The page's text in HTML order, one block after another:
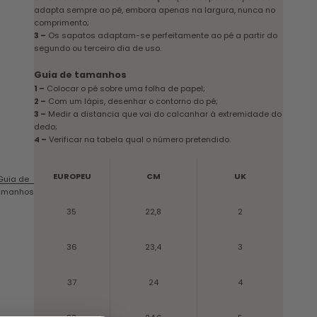
de
adapta sempre ao pé, embora apenas na largura, nunca no
comprimento;
3 – Os sapatos adaptam-se perfeitamente ao pé a partir do
segundo ou terceiro dia de uso.
Guia de tamanhos
1 – Colocar o pé sobre uma folha de papel;
2 – Com um lápis, desenhar o contorno do pé;
3 – Medir a distancia que vai do calcanhar à extremidade do
dedo;
4 – Verificar na tabela qual o número pretendido.
EUROPEU CM UK
35 22,8 2
36 23,4 3
37 24 4